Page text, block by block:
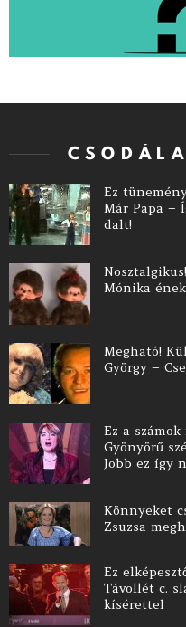
Ez
Már Papa –
dalt!
Mónika
Megható!
György –
Ez a
Gyönyörű
Jobb ez így
Könnyeket
Zsuzsa
Ez
Távollét c.
kísérettel